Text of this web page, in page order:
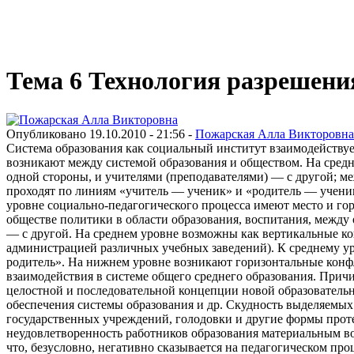
Тема 6 Технология
Опубликовано 19.10.2010 - 21:56 - Пожарская Алла Викторовна
Система образования как социальный институт взаимодействует со всеми сферами общественной жизни. Противоречия и конфликты в социально-педагогическом процессе на макроуровне возникают между системой образования и обществом. На среднем уровне линии противоречий проходят: между администрацией (разного уровня руководством в системе образования), с одной стороны, и учителями (преподавателями) — с другой; между администрацией и родителями; между администрацией учебных заведений и учащимися. На нижнем уровне противоречия проходят по линиям «учитель — ученик» и «родитель — ученик». Все перечисленные конфликты можно отнести к вертикальным конфликтам. Кроме вертикальных конфликтов на каждом уровне социально-педагогического процесса имеют место и горизонтальные конфликты. Например, на макроуровне могут возникать противоречия и конфликты по поводу проводимой в обществе политики в области образования, воспитания, между основной частью граждан (гражданским обществом), с одной стороны, и высшими руководящими структурами (государством) — с другой. На среднем уровне возможны как вертикальные конфликты (между различными уровнями управленческих подсистем в системе образования), так и горизонтальные (между администрацией различных учебных заведений). К среднему уровню можно также отнести горизональные конфликты типа «учитель — родитель», «учитель — учитель», «родитель — родитель». На нижнем уровне возникают горизонтальные конфликты типа «ученик — ученик». Обозначенные линии противоречий в наибольшей степени соответствуют основным видам взаимодействия в системе общего среднего образования. Причины возникновения конфликтов на уровне взаимодействия «общество — образование» выделяют следующие: отсутствие целостной и последовательной концепции новой образовательной политики (стратегии развития системы образования); недостаточность финансового и материально-технического обеспечения системы образования и др. Скудность выделяемых средств ведет к таким негативным последствиям, как социально-трудовые конфликты, забастовки, митинги, пикетирование государственных учреждений, голодовки и другие формы протеста, закрытие учебных заведений из-за нехватки средств на их содержание (отопление, электричество, ремонт и т. д.); крайняя неудовлетворенность работников образования материальным вознаграждением своего труда. Низкий уровень зарплаты вынуждает работников образования искать дополнительные заработки, что, безусловно, негативно сказывается на педагогическом процессе. Вертикальные и горизонтальные конфликты на линиях взаимодействия «администрация — учитель», «учитель — учитель» и «администрация — администрация» представляют собой типичные организационные конфликты. Для учительских коллективов средней школы наиболее характерны следующие причины конфликтов: нетактичное отношение друг к другу; неудобное расписание занятий; непродуманные нововведения в школе; перекладывание чужих обязанностей на учителей; неравномерное распределение педагогической нагрузки; административные и финансовые злоупотребления. Наибольшее число конфликтов в учительской среде вызывает проблема учебной нагрузки. Причиной роста напряженности и конфликтов в учительской среде является также незащищенность учителя от несправедливых обвинений со стороны других